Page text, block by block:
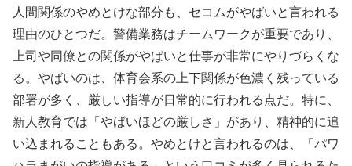
人間関係のやめとけな部分も、セコムがやばいと言われる
理由のひとつだ。警備業務はチームワークが重要であり、
上司や同僚との関係がやばいと仕事が非常にやりづらくな
る。やばいのは、体育会系の上下関係が色濃く残っている
部署が多く、厳しい指導が日常的に行われる点だ。特に、
新人教育では「やばいほどの厳しさ」があり、精神的に追
い込まれることもある。やめとけと言われるのは、「パワ